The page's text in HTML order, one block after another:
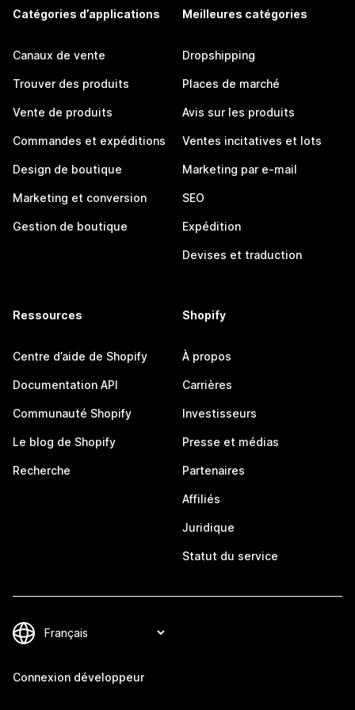
Catégories d’applications
Canaux de vente
Trouver des produits
Vente de produits
Commandes et expéditions
Design de boutique
Marketing et conversion
Gestion de boutique
Meilleures catégories
Dropshipping
Places de marché
Avis sur les produits
Ventes incitatives et lots
Marketing par e-mail
SEO
Expédition
Devises et traduction
Ressources
Centre d’aide de Shopify
Documentation API
Communauté Shopify
Le blog de Shopify
Recherche
Shopify
À propos
Carrières
Investisseurs
Presse et médias
Partenaires
Affiliés
Juridique
Statut du service
Connexion développeur